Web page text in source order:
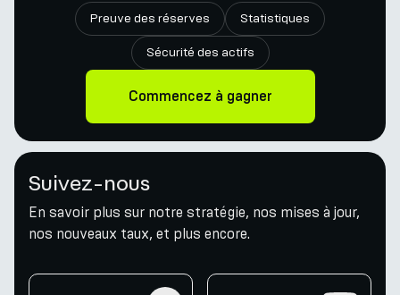
Preuve des réserves Statistiques
Sécurité des actifs
Commencez à gagner
Suivez-nous
En savoir plus sur notre stratégie, nos mises à jour,
nos nouveaux taux, et plus encore.